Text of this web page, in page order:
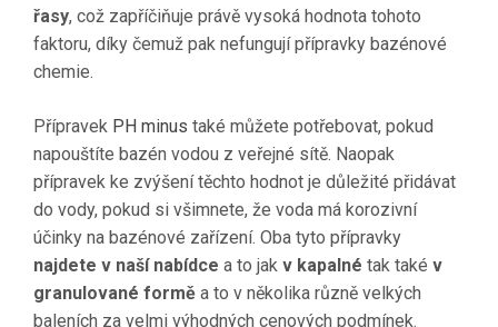
řasy, což zapříčiňuje právě vysoká hodnota tohoto
faktoru, díky čemuž pak nefungují přípravky bazénové
chemie.
Přípravek PH minus také můžete potřebovat, pokud
napouštíte bazén vodou z veřejné sítě. Naopak
přípravek ke zvýšení těchto hodnot je důležité přidávat
do vody, pokud si všimnete, že voda má korozivní
účinky na bazénové zařízení. Oba tyto přípravky
najdete v naší nabídce a to jak v kapalné tak také v
granulované formě a to v několika různě velkých
baleních za velmi výhodných cenových podmínek.